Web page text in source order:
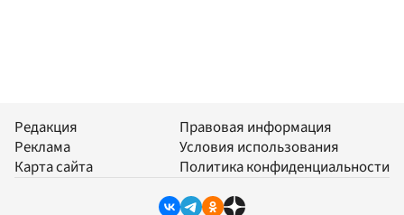
Редакция
Реклама
Карта сайта
Правовая информация
Условия использования
Политика конфиденциальности